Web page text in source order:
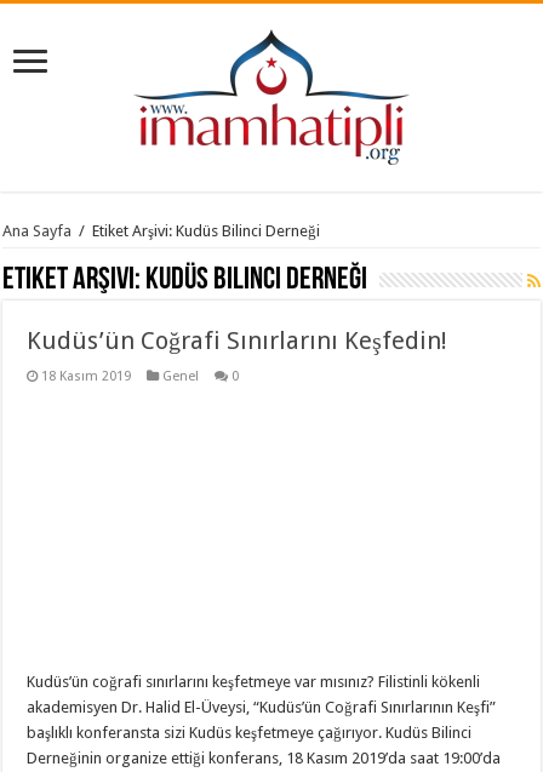
Ana Sayfa / Etiket Arşivi: Kudüs Bilinci Derneği
Etiket Arşivi: Kudüs Bilinci Derneği
Kudüs’ün Coğrafi Sınırlarını Keşfedin!
18 Kasım 2019 Genel 0
Kudüs’ün coğrafi sınırlarını keşfetmeye var mısınız? Filistinli kökenli
akademisyen Dr. Halid El-Üveysi, “Kudüs’ün Coğrafi Sınırlarının Keşfi”
başlıklı konferansta sizi Kudüs keşfetmeye çağırıyor. Kudüs Bilinci
Derneğinin organize ettiği konferans, 18 Kasım 2019’da saat 19:00’da